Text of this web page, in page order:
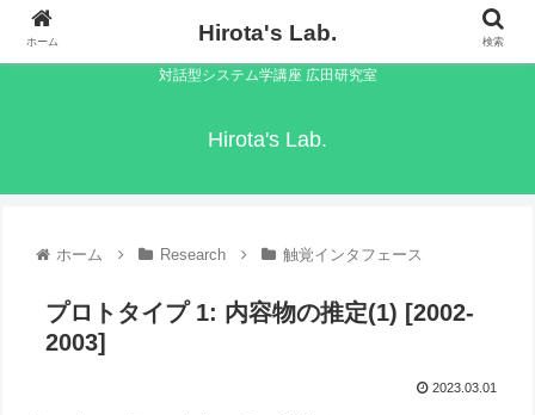
対話型システム学講座 広田研究室
Hirota's Lab.
ホーム Research 触覚インタフェース
プロトタイプ 1: 内容物の推定(1) [2002-
2003]
2023.03.01
ホーム Hirota's Lab. 検索